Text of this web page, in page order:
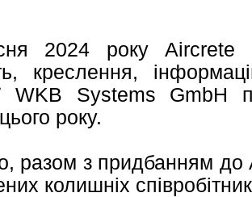
2024 року Aircrete
креслення,
WKB Systems GmbH
року.
разом з придбанням
колишніх